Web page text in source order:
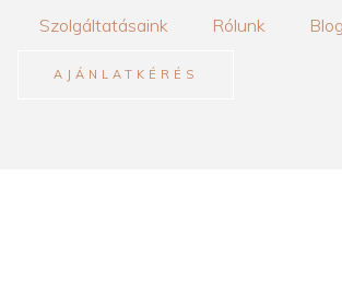
Szolgáltatásaink Rólunk Blog
AJÁNLATKÉRÉS